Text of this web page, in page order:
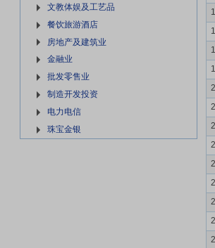
文教体娱及工艺品
餐饮旅游酒店
房地产及建筑业
金融业
批发零售业
制造开发投资
电力电信
珠宝金银